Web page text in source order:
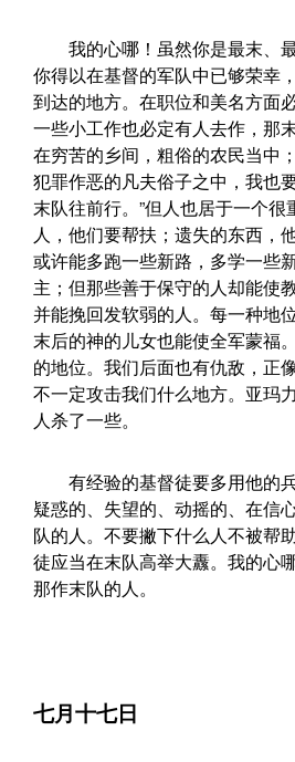
我的心哪！虽然你是最末、最
你得以在基督的军队中已够荣幸
到达的地方。在职位和美名方面
一些小工作也必定有人去作，那
在穷苦的乡间，粗俗的农民当中
犯罪作恶的凡夫俗子之中，我也
末队往前行。”但人也居于一个
人，他们要帮扶；遗失的东西，
或许能多跑一些新路，多学一些
主；但那些善于保守的人却能使
并能挽回发软弱的人。每一种地
末后的神的儿女也能使全军蒙福
的地位。我们后面也有仇敌，正
不一定攻击我们什么地方。亚玛
人杀了一些。
有经验的基督徒要多用他的兵
疑惑的、失望的、动摇的、在信
队的人。不要撇下什么人不被帮
徒应当在末队高举大纛。我的心
那作末队的人。
七月十七日